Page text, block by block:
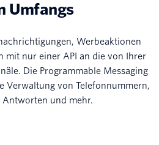
Umfangs
Werbeaktionen
mit nur einer API an die von Ihrer
Die Programmable Messaging
Verwaltung von Telefonnummern,
und mehr.